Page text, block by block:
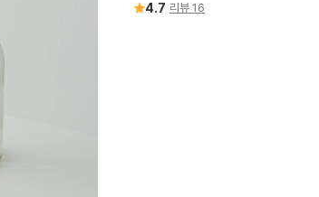
4.7 리뷰 16